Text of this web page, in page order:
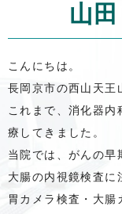
山
こんにちは。
長岡京市の西山天王
これまで、消化器内
療してきました。
当院では、がんの早
大腸の内視鏡検査に
胃カメラ検査・大腸